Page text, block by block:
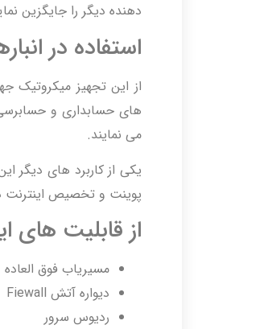
دهنده دیگر را جایگزین
استفاده در
از این تجهیز میکروتیک
های حسابداری و حسابرسی
می نمایند.
پوینت و تخصیص اینترنت
از قابلیت
مسیریاب فوق العاده
دیواره آتش Fiewall
ردیوس سرور